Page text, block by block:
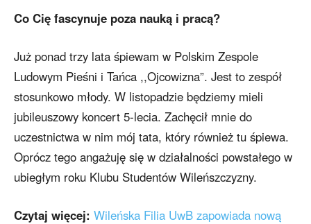
Co Cię fascynuje poza nauką i pracą?
Już ponad trzy lata śpiewam w Polskim Zespole
Ludowym Pieśni i Tańca ,,Ojcowizna”. Jest to zespół
stosunkowo młody. W listopadzie będziemy mieli
jubileuszowy koncert 5-lecia. Zachęcił mnie do
uczestnictwa w nim mój tata, który również tu śpiewa.
Oprócz tego angażuję się w działalności powstałego w
ubiegłym roku Klubu Studentów Wileńszczyzny.
Czytaj więcej: Wileńska Filia UwB zapowiada nową